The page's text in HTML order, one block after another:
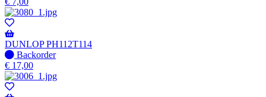
voorraad
-
Wordt
verzonden
wanneer
beschikbaar
DUNLOP PH112T114
Niet
op
voorraad
-
Backorder
€ 17,00